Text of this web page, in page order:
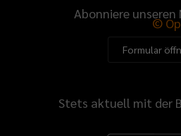
©
Abonniere
Formular
Stets aktuell mit der